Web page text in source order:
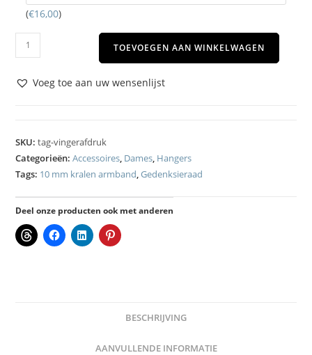
(€16,00)
TOEVOEGEN AAN WINKELWAGEN
Voeg toe aan uw wensenlijst
SKU:tag-vingerafdruk
Categorieën:Accessoires, Dames, Hangers
Tags: 10 mm kralen armband,Gedenksieraad
Deel onze producten ook met anderen
BESCHRIJVING
AANVULLENDE INFORMATIE